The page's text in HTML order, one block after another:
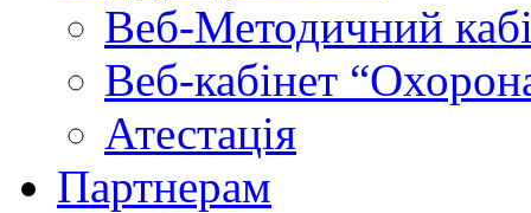
Веб-Методичний
Веб-кабінет
Атестація
Партнерам